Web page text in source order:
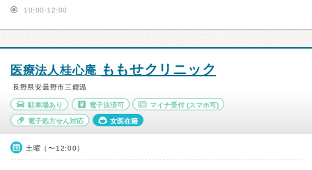
10:00-12:00
医療法人桂心庵 ももせクリニック
長野県安曇野市三郷温
駐車場あり 電子決済可 マイナ受付 (スマホ可)
電子処方せん対応 女医在籍
土曜（〜12:00）